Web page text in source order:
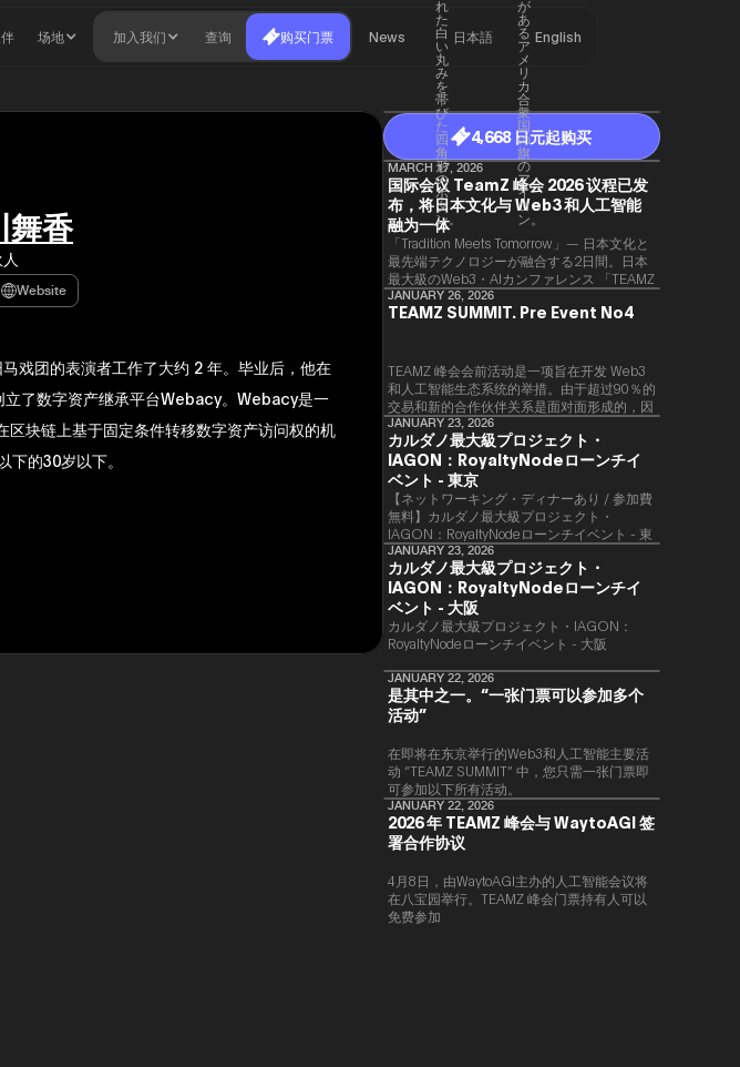
场地 加入我们 查询 购买门票 News 日本語 English
舞香
Website
戏团的表演者工作了大约 2 年。毕业后，他在
了数字资产继承平台Webacy。Webacy是一
块链上基于固定条件转移数字资产访问权的机
的30岁以下。
4,668 日元起购买
MARCH 17, 2026
国际会议 TeamZ 峰会 2026 议程已发
布，将日本文化与 Web3 和人工智能
融为一体
「Tradition Meets Tomorrow」— 日本文化と
最先端テクノロジーが融合する2日間。日本
最大級のWeb3・AIカンファレンス 「TEAMZ
Summit 2026」 が、2026年4月7日・8日に
東京・八芳園にて開催されます。今年のテー
る、特別な2日間となります。このたび、公
式アジェンダが公開されました。（※登壇者
のスケジュール等の都合により、開催までに
内容が変更となる可能性があります。）
JANUARY 26, 2026
TEAMZ SUMMIT. Pre Event No4
TEAMZ 峰会会前活动是一项旨在开发 Web3
和人工智能生态系统的举措。由于超过90％的
交易和新的合作伙伴关系是面对面形成的，因
此TEAMZ将在本次活动之前举行一次数量有
限的交流会议，以在轻松的氛围中促进高质量
的交流。
JANUARY 23, 2026
カルダノ最大級プロジェクト・
IAGON：RoyaltyNodeローンチイ
ベント - 東京
【ネットワーキング・ディナーあり / 参加費
無料】カルダノ最大級プロジェクト・
IAGON：RoyaltyNodeローンチイベント - 東
京
JANUARY 23, 2026
カルダノ最大級プロジェクト・
IAGON：RoyaltyNodeローンチイ
ベント - 大阪
​カルダノ最大級プロジェクト・IAGON：
RoyaltyNodeローンチイベント - 大阪
JANUARY 22, 2026
是其中之一。“一张门票可以参加多个
活动”
在即将在东京举行的Web3和人工智能主要活
动 “TEAMZ SUMMIT” 中，您只需一张门票即
可参加以下所有活动。
JANUARY 22, 2026
2026 年 TEAMZ 峰会与 WaytoAGI 签
署合作协议
4月8日，由WaytoAGI主办的人工智能会议将
在八宝园举行。TEAMZ 峰会门票持有人可以
免费参加